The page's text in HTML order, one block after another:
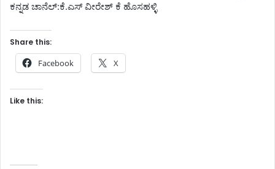
ಕನ್ನಡ ಚಾನೆಲ್:ಕೆ.ಎಸ್ ವೀರೇಶ್ ಕೆ ಹೊಸಹಳ್ಳಿ
Share this:
Facebook X
Like this: